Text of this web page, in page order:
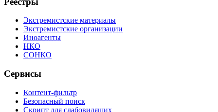
Экстремистские материалы
Экстремистские организации
Иноагенты
НКО
СОНКО
Сервисы
Контент-фильтр
Безопасный поиск
Скрипт для слабовидящих